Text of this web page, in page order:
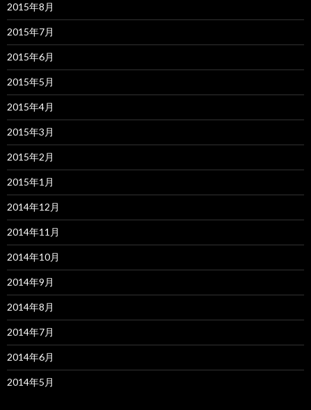
2015年8月
2015年7月
2015年6月
2015年5月
2015年4月
2015年3月
2015年2月
2015年1月
2014年12月
2014年11月
2014年10月
2014年9月
2014年8月
2014年7月
2014年6月
2014年5月